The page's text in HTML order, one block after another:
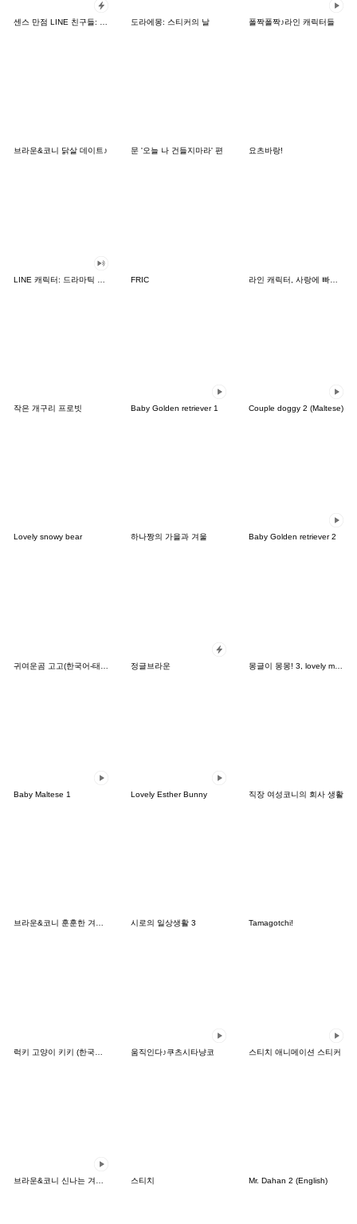
도라에몽: 스티커의 날 폴짝폴짝♪라인 캐릭터들
브라운&코니 닭살 데이트♪ 문 '오늘 나 건들지마라' 편 요츠바랑!
FRIC 라인 캐릭터, 사랑에 빠지다!
작은 개구리 프로빗 Baby Golden retriever 1 Couple doggy 2 (Maltese)
Lovely snowy bear 하나짱의 가을과 겨울 Baby Golden retriever 2
정글브라운 몽글이 몽몽! 3, lovely mongmong
Baby Maltese 1 Lovely Esther Bunny 직장 여성코니의 회사 생활
브라운&코니 훈훈한 겨울 데이트 시로의 일상생활 3 Tamagotchi!
움직인다♪쿠츠시타냥코 스티치 애니메이션 스티커
스티치 Mr. Dahan 2 (English)